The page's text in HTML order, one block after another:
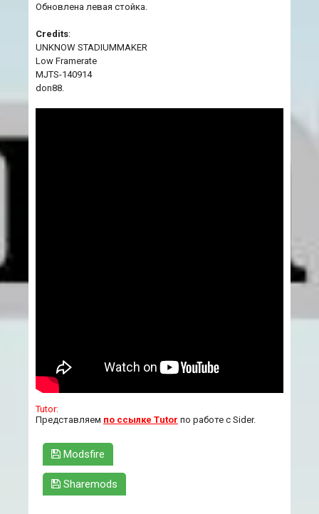
Обновлена левая стойка.
Credits:
UNKNOW STADIUMMAKER
Low Framerate
MJTS-140914
don88.
Tutor:
Представляем по ссылке Tutor по работе с Sider.
Modsfire
Sharemods